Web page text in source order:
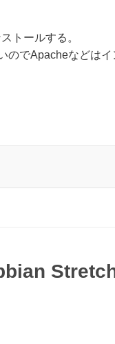
トールする。
でApacheなどはイ